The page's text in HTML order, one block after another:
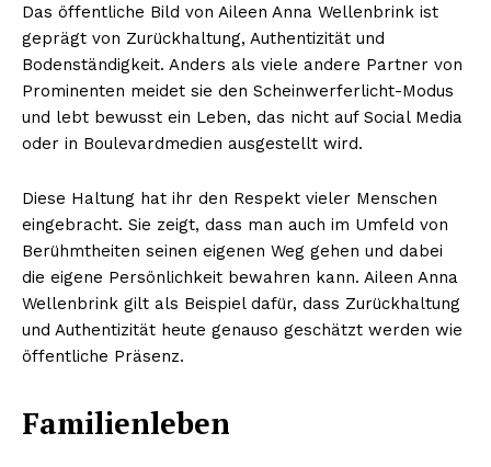
Das öffentliche Bild von Aileen Anna Wellenbrink ist
geprägt von Zurückhaltung, Authentizität und
Bodenständigkeit. Anders als viele andere Partner von
Prominenten meidet sie den Scheinwerferlicht-Modus
und lebt bewusst ein Leben, das nicht auf Social Media
oder in Boulevardmedien ausgestellt wird.
Diese Haltung hat ihr den Respekt vieler Menschen
eingebracht. Sie zeigt, dass man auch im Umfeld von
Berühmtheiten seinen eigenen Weg gehen und dabei
die eigene Persönlichkeit bewahren kann. Aileen Anna
Wellenbrink gilt als Beispiel dafür, dass Zurückhaltung
und Authentizität heute genauso geschätzt werden wie
öffentliche Präsenz.
Familienleben